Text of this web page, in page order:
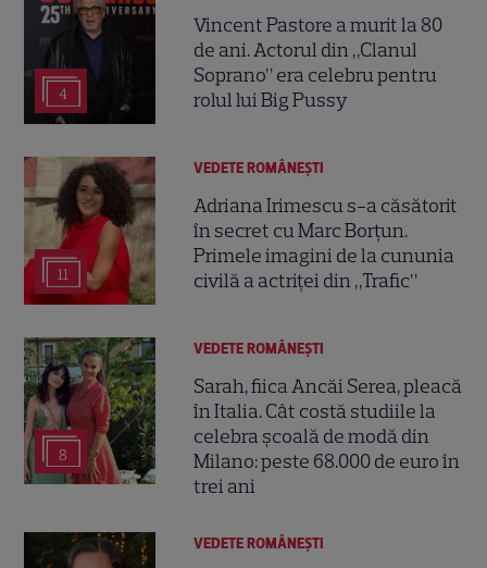
4
Vincent Pastore a murit la 80
de ani. Actorul din „Clanul
Soprano” era celebru pentru
rolul lui Big Pussy
11
VEDETE ROMÂNEŞTI
Adriana Irimescu s-a căsătorit
în secret cu Marc Borțun.
Primele imagini de la cununia
civilă a actriței din „Trafic”
8
VEDETE ROMÂNEŞTI
Sarah, fiica Ancăi Serea, pleacă
în Italia. Cât costă studiile la
celebra școală de modă din
Milano: peste 68.000 de euro în
trei ani
VEDETE ROMÂNEŞTI